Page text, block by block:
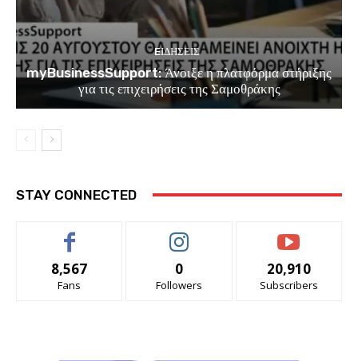
EΙΔΗΣΕΙΣ
myBusinessSupport: Άνοιξε η πλατφόρμα στήριξης
για τις επιχειρήσεις της Σαμοθράκης
STAY CONNECTED
8,567
Fans
0
Followers
20,910
Subscribers